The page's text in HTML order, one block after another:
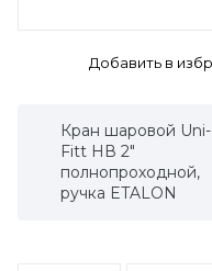
Кран шаровой Uni-
Fitt НВ 2"
полнопроходной,
ручка ETALON